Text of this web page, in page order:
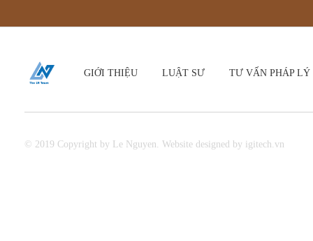
© 2019 Copyright by Le Nguyen. Website designed by igitech.vn
GIỚI THIỆU LUẬT SƯ TƯ VẤN PHÁP LÝ